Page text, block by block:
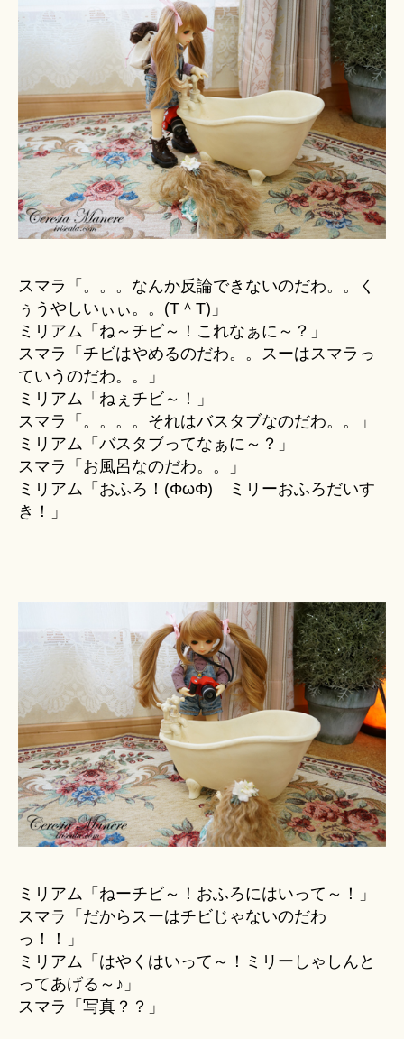
スマラ「。。。なんか反論できないのだわ。。く
ぅうやしいぃぃ。。(T＾T)」
ミリアム「ね～チビ～！これなぁに～？」
スマラ「チビはやめるのだわ。。スーはスマラっ
ていうのだわ。。」
ミリアム「ねぇチビ～！」
スマラ「。。。。それはバスタブなのだわ。。」
ミリアム「バスタブってなぁに～？」
スマラ「お風呂なのだわ。。」
ミリアム「おふろ！(ΦωΦ) ミリーおふろだいす
き！」
ミリアム「ねーチビ～！おふろにはいって～！」
スマラ「だからスーはチビじゃないのだわ
っ！！」
ミリアム「はやくはいって～！ミリーしゃしんと
ってあげる～♪」
スマラ「写真？？」